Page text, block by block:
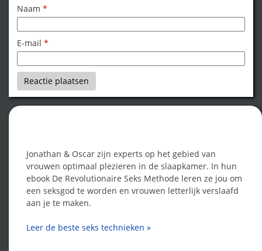
Naam *
E-mail *
Jonathan & Oscar zijn experts op het gebied van
vrouwen optimaal plezieren in de slaapkamer. In hun
ebook De Revolutionaire Seks Methode leren ze jou om
een seksgod te worden en vrouwen letterlijk verslaafd
aan je te maken.
Leer de beste seks technieken »